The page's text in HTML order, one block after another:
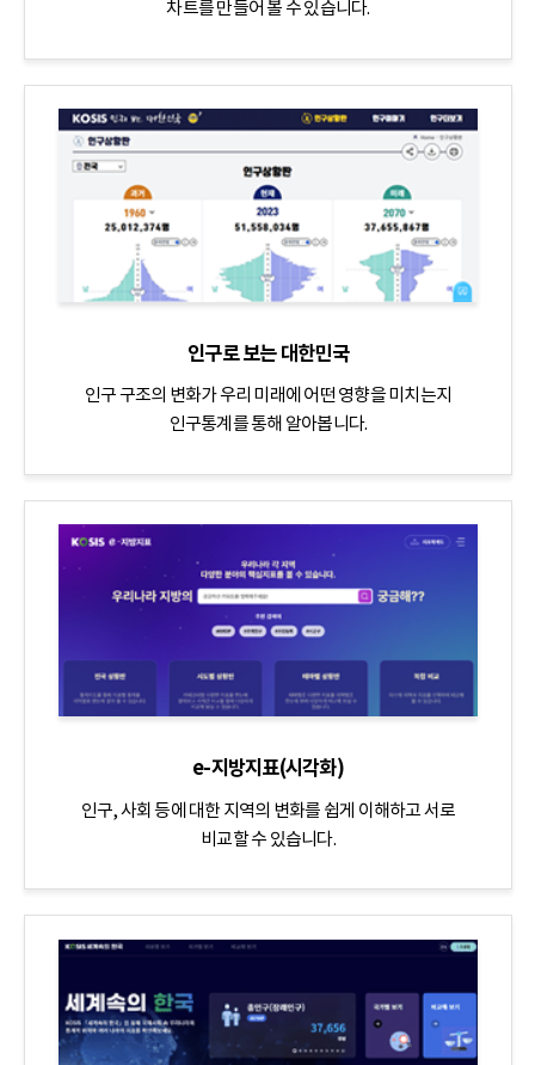
차트를 만들어 볼 수 있습니다.
인구로 보는 대한민국
인구 구조의 변화가 우리 미래에 어떤 영향을 미치는지
인구통계를 통해 알아봅니다.
e-지방지표(시각화)
인구, 사회 등에 대한 지역의 변화를 쉽게 이해하고 서로
비교할 수 있습니다.